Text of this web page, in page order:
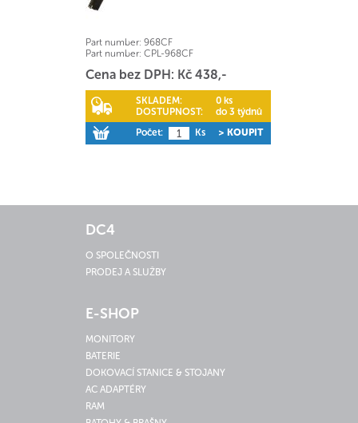
Part number: 968CF
Part number: CPL-968CF
Cena bez DPH: Kč 438,-
SKLADEM:
0 ks
DOSTUPNOST:
do 3 týdnů
Počet:
Ks > KOUPIT
DC4
O SPOLEČNOSTI
PRODEJ A SLUŽBY
E-SHOP
MONITORY
BATERIE
DOKOVACÍ STANICE & STOJANY
AC ADAPTÉRY
RAM